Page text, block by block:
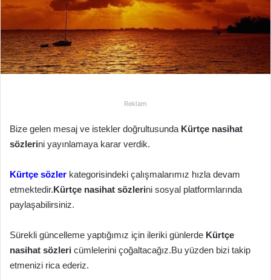
t
g
ö
n
m
Reklam
Bize gelen mesaj ve istekler doğrultusunda Kürtçe nasihat
sözlerini yayınlamaya karar verdik.
Kürtçe sözler kategorisindeki çalışmalarımız hızla devam
etmektedir.Kürtçe nasihat sözlerini sosyal platformlarında
paylaşabilirsiniz.
Sürekli güncelleme yaptığımız için ileriki günlerde Kürtçe
nasihat sözleri cümlelerini çoğaltacağız.Bu yüzden bizi takip
etmenizi rica ederiz.